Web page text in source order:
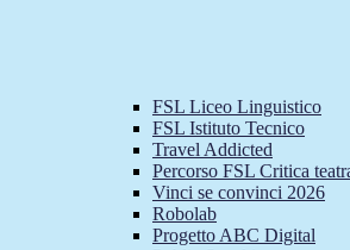
FSL Liceo Linguistico
FSL Istituto Tecnico
Travel Addicted
Percorso FSL Critica
Vinci se convinci 2026
Robolab
Progetto ABC Digital